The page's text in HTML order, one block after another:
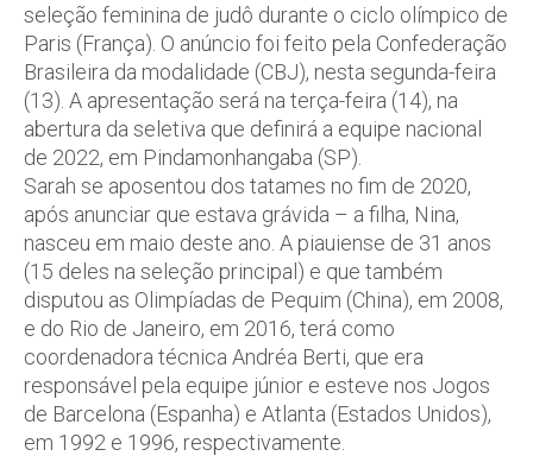
seleção feminina de judô durante o ciclo olímpico de
Paris (França). O anúncio foi feito pela Confederação
Brasileira da modalidade (CBJ), nesta segunda-feira
(13). A apresentação será na terça-feira (14), na
abertura da seletiva que definirá a equipe nacional
de 2022, em Pindamonhangaba (SP).
Sarah se aposentou dos tatames no fim de 2020,
após anunciar que estava grávida – a filha, Nina,
nasceu em maio deste ano. A piauiense de 31 anos
(15 deles na seleção principal) e que também
disputou as Olimpíadas de Pequim (China), em 2008,
e do Rio de Janeiro, em 2016, terá como
coordenadora técnica Andréa Berti, que era
responsável pela equipe júnior e esteve nos Jogos
de Barcelona (Espanha) e Atlanta (Estados Unidos),
em 1992 e 1996, respectivamente.